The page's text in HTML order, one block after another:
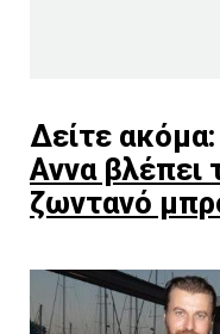
Δείτε ακόμα:
Αννα βλέπει
ζωντανό